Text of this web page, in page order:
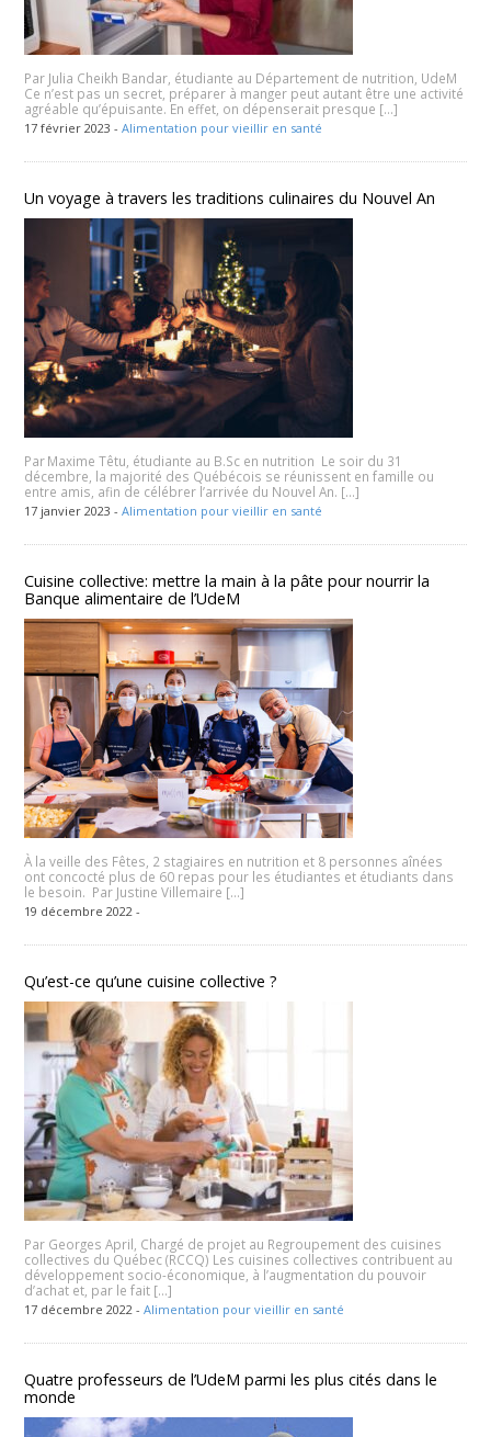
Par Julia Cheikh Bandar, étudiante au Département de nutrition, UdeM
Ce n’est pas un secret, préparer à manger peut autant être une activité
agréable qu’épuisante. En effet, on dépenserait presque […]
17 février 2023 -Alimentation pour vieillir en santé
Un voyage à travers les traditions culinaires du Nouvel An
Par Maxime Têtu, étudiante au B.Sc en nutrition Le soir du 31
décembre, la majorité des Québécois se réunissent en famille ou
entre amis, afin de célébrer l’arrivée du Nouvel An. […]
17 janvier 2023 -Alimentation pour vieillir en santé
Cuisine collective: mettre la main à la pâte pour nourrir la
Banque alimentaire de l’UdeM
À la veille des Fêtes, 2 stagiaires en nutrition et 8 personnes aînées
ont concocté plus de 60 repas pour les étudiantes et étudiants dans
le besoin. Par Justine Villemaire […]
19 décembre 2022 -
Qu’est-ce qu’une cuisine collective ?
Par Georges April, Chargé de projet au Regroupement des cuisines
collectives du Québec (RCCQ) Les cuisines collectives contribuent au
développement socio-économique, à l’augmentation du pouvoir
d’achat et, par le fait […]
17 décembre 2022 -Alimentation pour vieillir en santé
Quatre professeurs de l’UdeM parmi les plus cités dans le
monde